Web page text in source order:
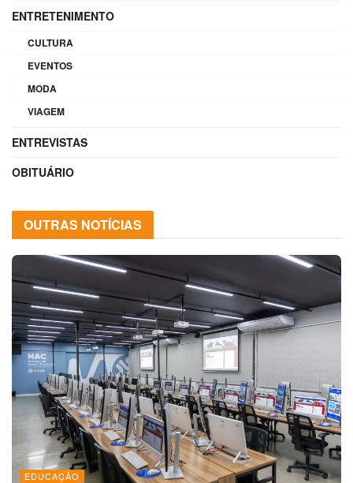
ENTRETENIMENTO
CULTURA
EVENTOS
MODA
VIAGEM
ENTREVISTAS
OBITUÁRIO
OUTRAS NOTÍCIAS
EDUCAÇÃO